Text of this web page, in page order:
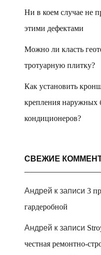
Ни в коем случае не
этими дефектами
Можно ли класть
тротуарную плитку?
Как установить
крепления наружных
кондиционеров?
СВЕЖИЕ
Андрей к записи 3
гардеробной
Андрей к записи
честная ремонтно-